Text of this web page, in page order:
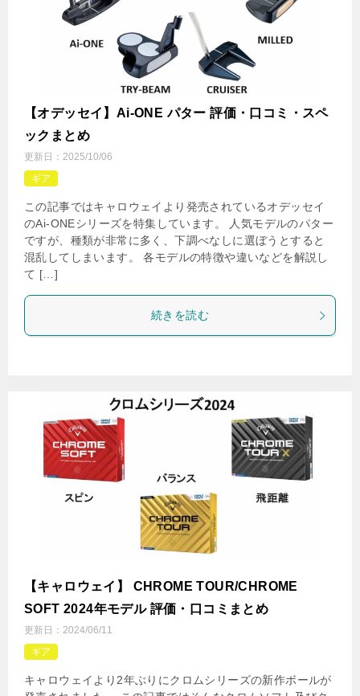
【オデッセイ】Ai-ONE パター 評価・口コミ・スペ
ックまとめ
更新日： 2025/10/06
ギア
この記事ではキャロウェイより発売されているオデッセイ
のAi-ONEシリーズを特集しています。 人気モデルのパター
ですが、種類が非常に多く、下調べなしに選ぼうとすると
混乱してしまいます。 各モデルの特徴や違いなどを解説し
て […]
続きを読む
【キャロウェイ】 CHROME TOUR/CHROME
SOFT 2024年モデル 評価・口コミまとめ
更新日： 2024/06/11
ギア
キャロウェイより2年ぶりにクロムシリーズの新作ボールが